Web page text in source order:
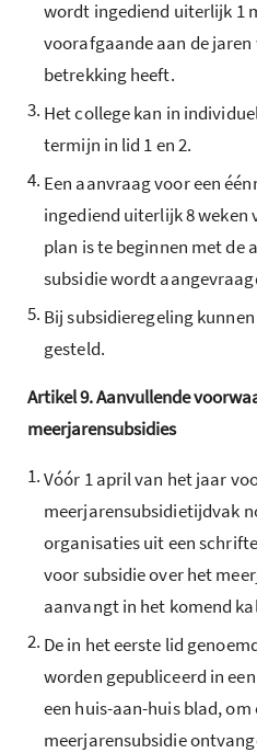
wordt ingediend uiterlijk 1
voorafgaande aan de
betrekking heeft.
3. Het college kan in
termijn in lid 1 en 2.
4. Een aanvraag voor een
ingediend uiterlijk 8 weken
plan is te beginnen met
subsidie wordt
5. Bij subsidieregeling
gesteld.
Artikel9.Aanvullende
meerjarensubsidies
1.Vóór 1 april van het jaar
meerjarensubsidietijdvak
organisaties uit een
voor subsidie over het
aanvangt in het komend
2. De in het eerste lid
worden gepubliceerd in
een huis-aan-huis blad,
meerjarensubsidie